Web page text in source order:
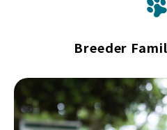
Breeder